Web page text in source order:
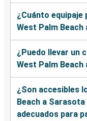
¿Cuánto equipaje
West Palm Beach
¿Puedo llevar un
West Palm Beach
¿Son accesibles
Beach a
adecuados para